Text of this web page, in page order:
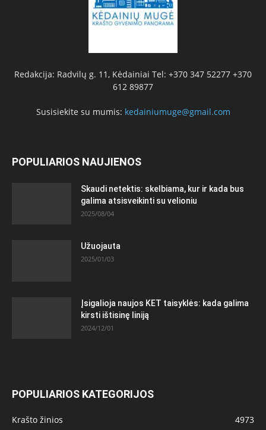
Redakcija: Radvilų g. 11, Kėdainiai Tel: +370 347 52277 +370
612 89877
Susisiekite su mumis: kedainiumuge@gmail.com
POPULIARIOS NAUJIENOS
Skaudi netektis: skelbiama, kur ir kada bus
galima atsisveikinti su velioniu
2025/08/04
Užuojauta
2025/01/03
Įsigalioja naujos KET taisyklės: kada galima
kirsti ištisinę liniją
2024/12/01
POPULIARIOS KATEGORIJOS
Krašto žinios 4973